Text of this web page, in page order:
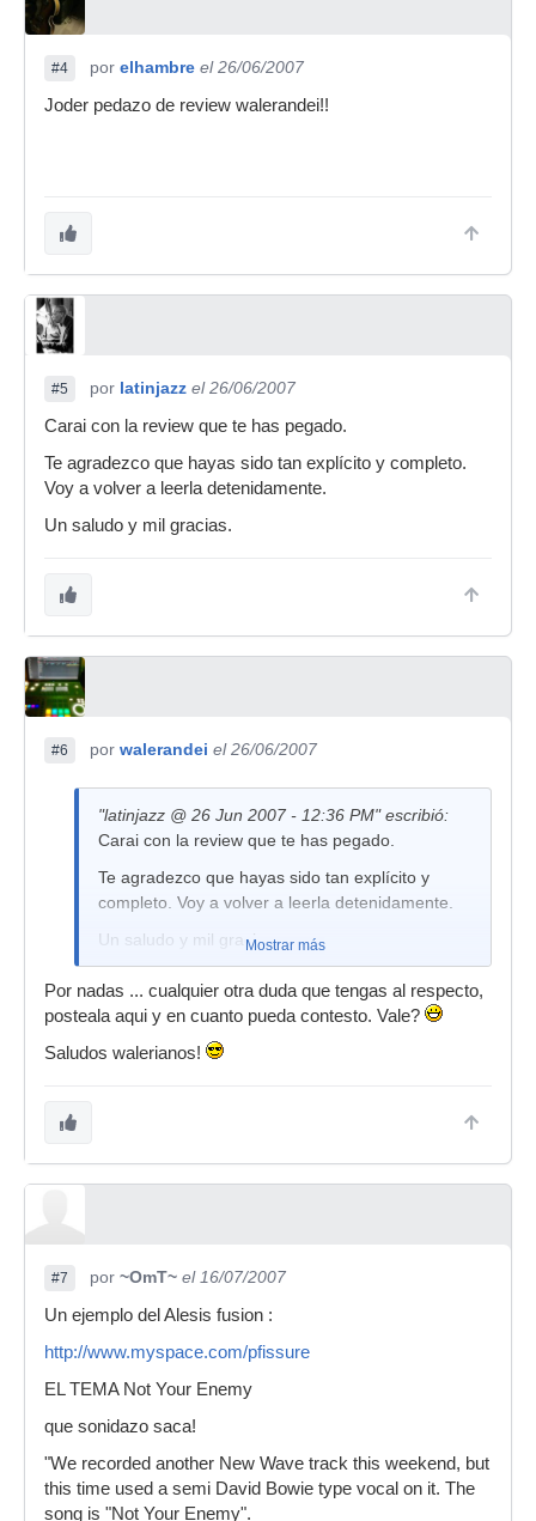
#4 por elhambre el 26/06/2007
Joder pedazo de review walerandei!!
#5 por latinjazz el 26/06/2007
Carai con la review que te has pegado.
Te agradezco que hayas sido tan explícito y completo.
Voy a volver a leerla detenidamente.
Un saludo y mil gracias.
#6 por walerandei el 26/06/2007
"latinjazz @ 26 Jun 2007 - 12:36 PM" escribió:
Carai con la review que te has pegado.
Te agradezco que hayas sido tan explícito y
completo. Voy a volver a leerla detenidamente.
Un saludo y mil gracias.Mostrar más
Por nadas ... cualquier otra duda que tengas al respecto,
posteala aqui y en cuanto pueda contesto. Vale?
Saludos walerianos!
#7 por ~OmT~ el 16/07/2007
Un ejemplo del Alesis fusion :
http://www.myspace.com/pfissure
EL TEMA Not Your Enemy
que sonidazo saca!
"We recorded another New Wave track this weekend, but
this time used a semi David Bowie type vocal on it. The
song is "Not Your Enemy".